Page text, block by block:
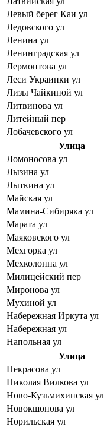
Левый берег Каи ул
Ледовского ул
Ленина ул
Ленинградская ул
Лермонтова ул
Леси Украинки ул
Лизы Чайкиной ул
Литвинова ул
Литейный пер
Лобачевского ул
Улица
Ломоносова ул
Лызина ул
Лыткина ул
Майская ул
Мамина-Сибиряка ул
Марата ул
Маяковского ул
Мехгорка ул
Мехколонна ул
Милицейский пер
Миронова ул
Мухиной ул
Набережная Иркута ул
Набережная ул
Напольная ул
Улица
Некрасова ул
Николая Вилкова ул
Ново-Кузьмихинская ул
Новокшонова ул
Норильская ул